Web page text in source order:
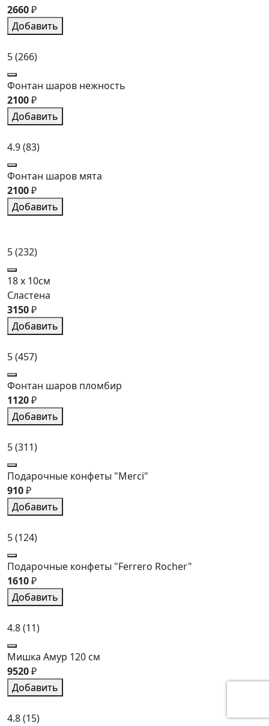
2660₽
Добавить
5(266)
Фонтан шаров нежность
2100₽
Добавить
4.9(83)
Фонтан шаров мята
2100₽
Добавить
5(232)
18 x 10см
Сластена
3150₽
Добавить
5(457)
Фонтан шаров пломбир
1120₽
Добавить
5(311)
Подарочные конфеты "Merci"
910₽
Добавить
5(124)
Подарочные конфеты "Ferrero Rocher"
1610₽
Добавить
4.8(11)
Мишка Амур 120 см
9520₽
Добавить
4.8(15)